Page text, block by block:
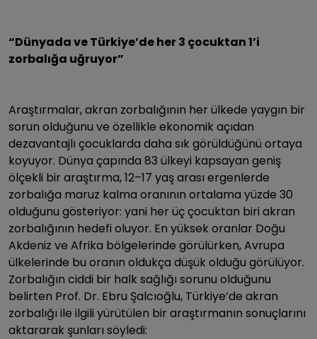
“Dünyada ve Türkiye’de her 3 çocuktan 1’i
zorbalığa uğruyor”
Araştırmalar, akran zorbalığının her ülkede yaygın bir
sorun olduğunu ve özellikle ekonomik açıdan
dezavantajlı çocuklarda daha sık görüldüğünü ortaya
koyuyor. Dünya çapında 83 ülkeyi kapsayan geniş
ölçekli bir araştırma, 12–17 yaş arası ergenlerde
zorbalığa maruz kalma oranının ortalama yüzde 30
olduğunu gösteriyor: yani her üç çocuktan biri akran
zorbalığının hedefi oluyor. En yüksek oranlar Doğu
Akdeniz ve Afrika bölgelerinde görülürken, Avrupa
ülkelerinde bu oranın oldukça düşük olduğu görülüyor.
Zorbalığın ciddi bir halk sağlığı sorunu olduğunu
belirten Prof. Dr. Ebru Şalcıoğlu, Türkiye’de akran
zorbalığı ile ilgili yürütülen bir araştırmanın sonuçlarını
aktararak şunları söyledi: